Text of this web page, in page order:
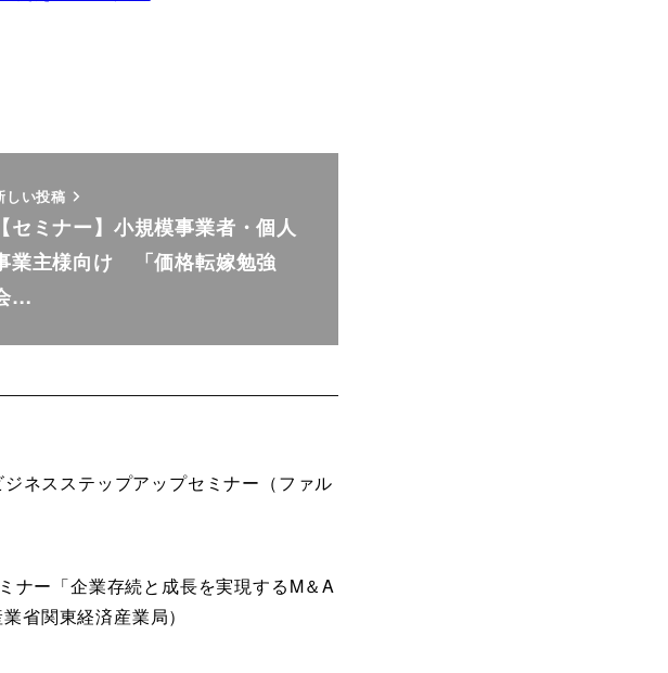
しい投稿
【セミナー】小規模事業者・個人
業主様向け 「価格転嫁勉強
…
ネスステップアップセミナー（ファル
ナー「企業存続と成長を実現するM＆A
省関東経済産業局）